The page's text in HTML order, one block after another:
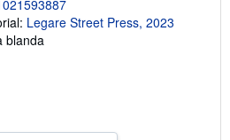
Legare Street Press, 2023
blanda